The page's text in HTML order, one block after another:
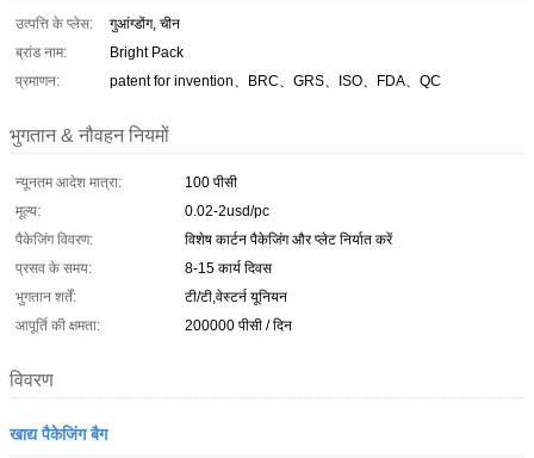
उत्पत्ति के प्लेस:
गुआंग्डोंग, चीन
ब्रांड नाम:
Bright Pack
प्रमाणन:
patent for invention、BRC、GRS、ISO、FDA、QC
भुगतान & नौवहन नियमों
न्यूनतम आदेश मात्रा:
100 पीसी
मूल्य:
0.02-2usd/pc
पैकेजिंग विवरण:
विशेष कार्टन पैकेजिंग और प्लेट निर्यात करें
प्रसव के समय:
8-15 कार्य दिवस
भुगतान शर्तें:
टी/टी,वेस्टर्न यूनियन
आपूर्ति की क्षमता:
200000 पीसी / दिन
विवरण
खाद्य पैकेजिंग बैग